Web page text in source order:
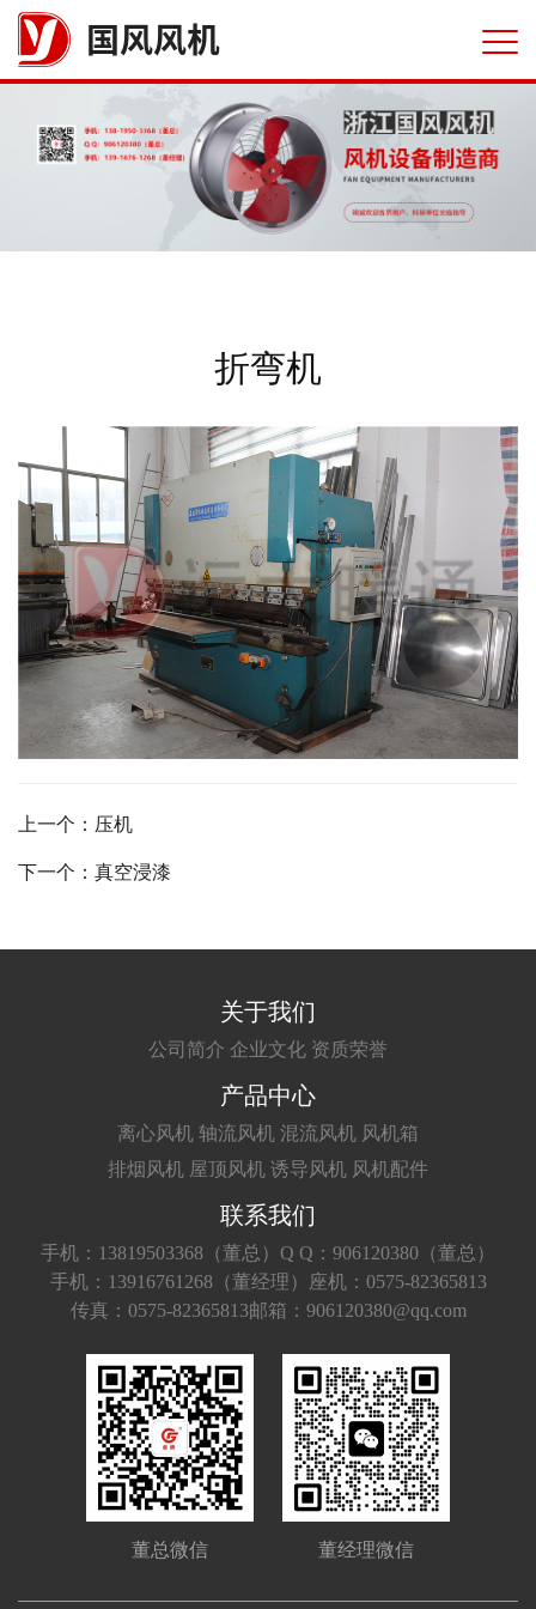
国风风机
折弯机
上一个：压机
下一个：真空浸漆
关于我们
公司简介 企业文化 资质荣誉
产品中心
离心风机 轴流风机 混流风机 风机箱
排烟风机 屋顶风机 诱导风机 风机配件
联系我们
手机：13819503368（董总） Q Q：906120380（董总）
手机：13916761268（董经理）
座机：0575-82365813
传真：0575-82365813邮箱：906120380@qq.com
董总微信 董经理微信